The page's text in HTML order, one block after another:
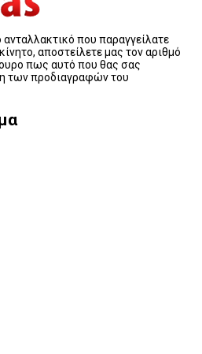
ανταλλακτικό που παραγγείλατε
αποστείλετε μας τον αριθμό
πως αυτό που θας σας
των προδιαγραφών του